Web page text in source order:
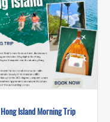
Hong Island Morning Trip